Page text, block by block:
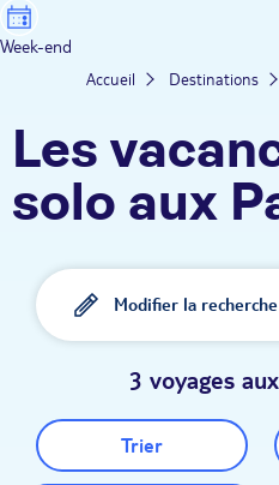
Week-end
Accueil Destinations
Les
solo aux
TUI
Modifier la recherche
3 voyages
Trier